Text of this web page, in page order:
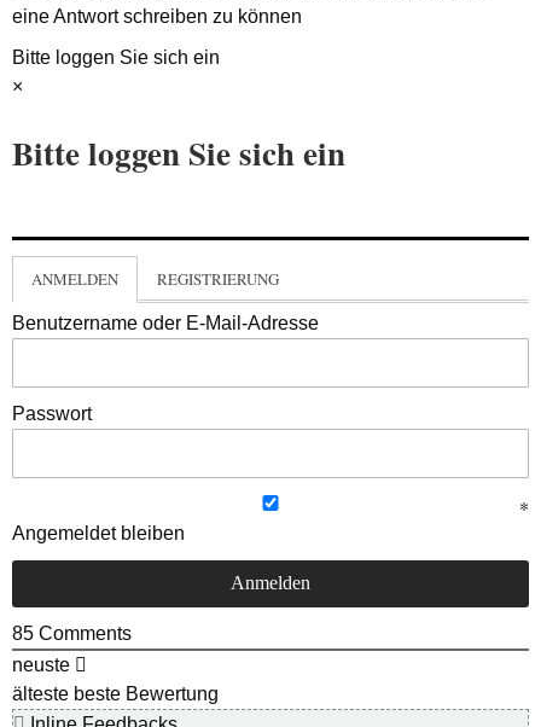
eine Antwort schreiben zu können
Bitte loggen Sie sich ein
×
Bitte loggen Sie sich ein
ANMELDEN REGISTRIERUNG
Benutzername oder E-Mail-Adresse
Passwort
Angemeldet bleiben
85 Comments
neuste
älteste beste Bewertung